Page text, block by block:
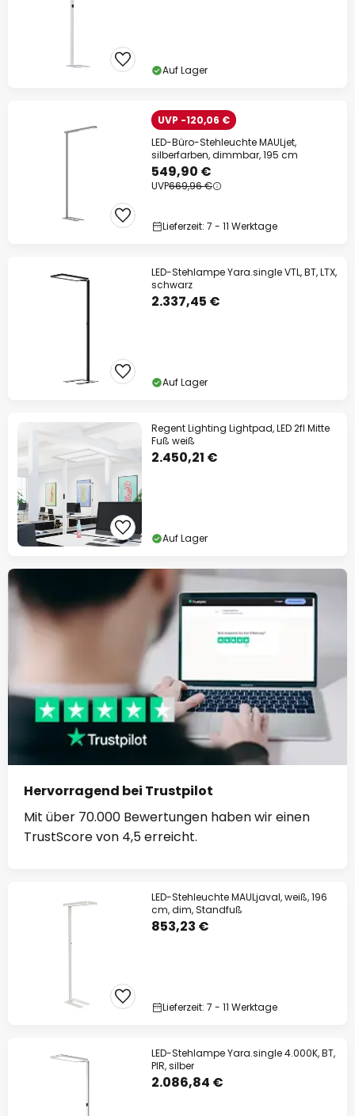
Auf Lager
UVP -120,06 €
LED-Büro-Stehleuchte MAULjet,
silberfarben, dimmbar, 195 cm
549,90 €
UVP669,96 €
Lieferzeit: 7 - 11 Werktage
LED-Stehlampe Yara.single VTL, BT, LTX,
schwarz
2.337,45 €
Auf Lager
Regent Lighting Lightpad, LED 2fl Mitte
Fuß weiß
2.450,21 €
Auf Lager
Hervorragend bei Trustpilot
Mit über 70.000 Bewertungen haben wir einen
TrustScore von 4,5 erreicht.
LED-Stehleuchte MAULjaval, weiß, 196
cm, dim, Standfuß
853,23 €
Lieferzeit: 7 - 11 Werktage
LED-Stehlampe Yara.single 4.000K, BT,
PIR, silber
2.086,84 €